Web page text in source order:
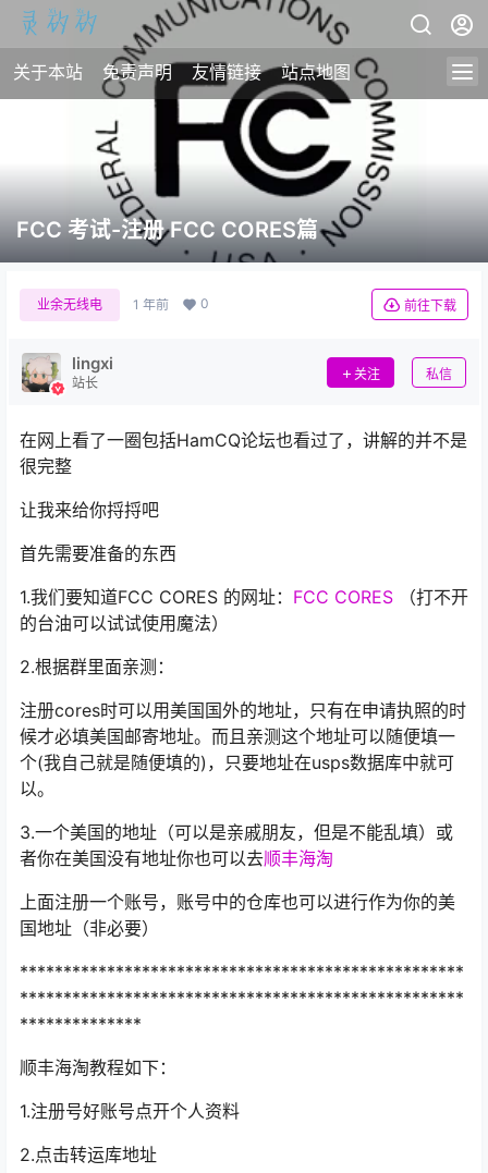
关于本站 免责声明 友情链接 站点地图
FCC 考试-注册 FCC CORES篇
业余无线电 1 年前 0 前往下载
lingxi
站长
关注 私信
在网上看了一圈包括HamCQ论坛也看过了，讲解的并不是
很完整
让我来给你捋捋吧
首先需要准备的东西
1.我们要知道FCC CORES 的网址： FCC CORES （打不开
的台油可以试试使用魔法）
2.根据群里面亲测：
注册cores时可以用美国国外的地址，只有在申请执照的时
候才必填美国邮寄地址。而且亲测这个地址可以随便填一
个(我自己就是随便填的)，只要地址在usps数据库中就可
以。
3.一个美国的地址（可以是亲戚朋友，但是不能乱填）或
者你在美国没有地址你也可以去顺丰海淘
上面注册一个账号，账号中的仓库也可以进行作为你的美
国地址（非必要）
***************************************************
***************************************************
**************
顺丰海淘教程如下：
1.注册号好账号点开个人资料
2.点击转运库地址